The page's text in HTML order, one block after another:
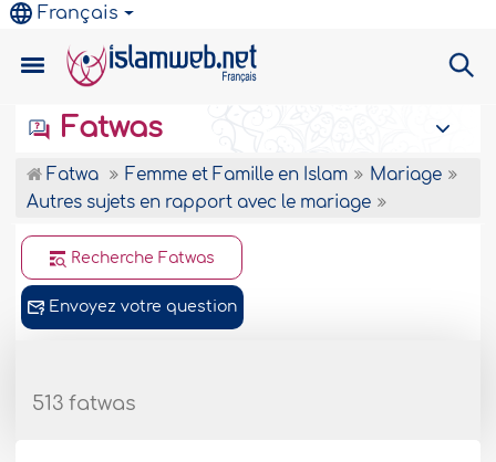
Français
Fatwas
Fatwa Femme et Famille en Islam
Mariage
Autres sujets en rapport avec le mariage
Recherche Fatwas
Envoyez votre question
513 fatwas